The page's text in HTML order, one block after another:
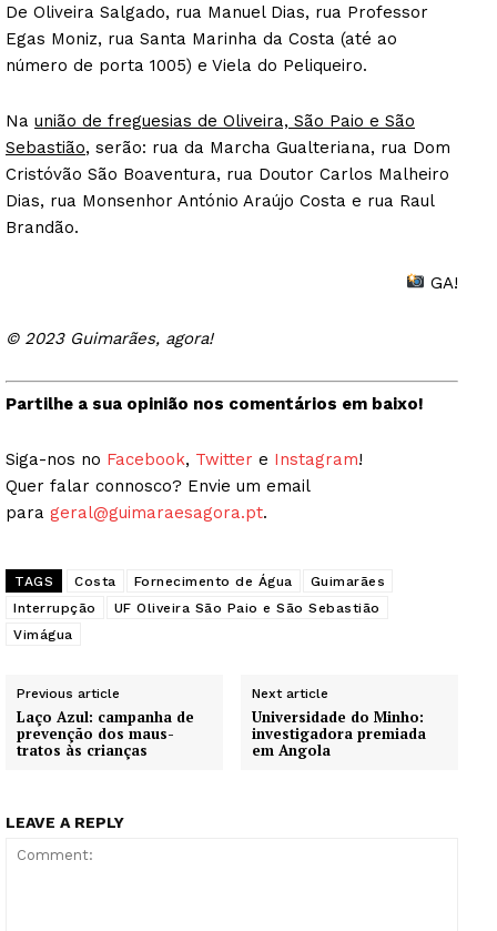
De Oliveira Salgado, rua Manuel Dias, rua Professor
Egas Moniz, rua Santa Marinha da Costa (até ao
número de porta 1005) e Viela do Peliqueiro.
Na união de freguesias de Oliveira, São Paio e São
Sebastião, serão: rua da Marcha Gualteriana, rua Dom
Cristóvão São Boaventura, rua Doutor Carlos Malheiro
Dias, rua Monsenhor António Araújo Costa e rua Raul
Brandão.
GA!
© 2023 Guimarães, agora!
Partilhe a sua opinião nos comentários em baixo!
Siga-nos no Facebook, Twitter e Instagram!
Quer falar connosco? Envie um email
para geral@guimaraesagora.pt.
TAGS Costa Fornecimento de Água
Guimarães
Interrupção
UF Oliveira São Paio e São Sebastião
Vimágua
Previous article
Laço Azul: campanha de
prevenção dos maus-
tratos às crianças
Next article
Universidade do Minho:
investigadora premiada
em Angola
LEAVE A REPLY